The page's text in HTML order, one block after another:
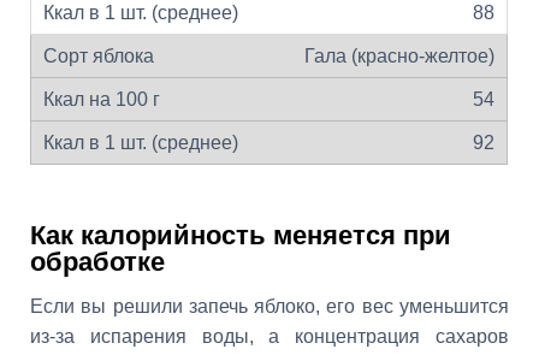
88
Гала (красно-желтое)
54
92
Как калорийность меняется при
обработке
Если вы решили запечь яблоко, его вес уменьшится
из-за испарения воды, а концентрация сахаров